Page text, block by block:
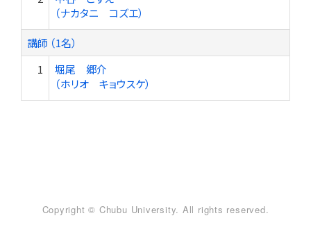
（ナカタニ コズエ）
講師 （1名）
1
堀尾 郷介
（ホリオ キョウスケ）
Copyright © Chubu University. All rights reserved.